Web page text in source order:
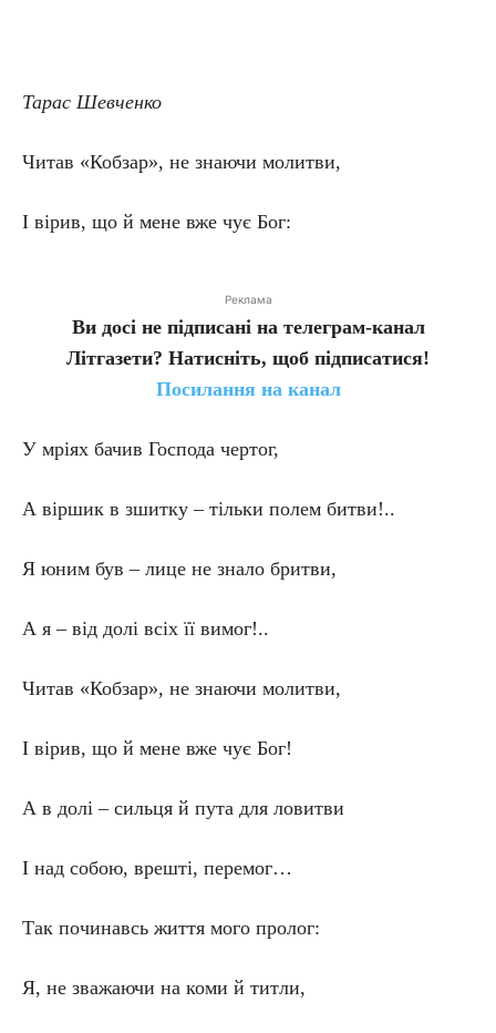
Тарас Шевченко
Читав «Кобзар», не знаючи молитви,
І вірив, що й мене вже чує Бог:
Реклама
Ви досі не підписані на телеграм-канал
Літгазети? Натисніть, щоб підписатися!
Посилання на канал
У мріях бачив Господа чертог,
А віршик в зшитку – тільки полем битви!..
Я юним був – лице не знало бритви,
А я – від долі всіх її вимог!..
Читав «Кобзар», не знаючи молитви,
І вірив, що й мене вже чує Бог!
А в долі – сильця й пута для ловитви
І над собою, врешті, перемог…
Так починавсь життя мого пролог:
Я, не зважаючи на коми й титли,